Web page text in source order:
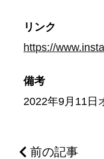
リンク
https://
備考
2022年9月11日
前の記事